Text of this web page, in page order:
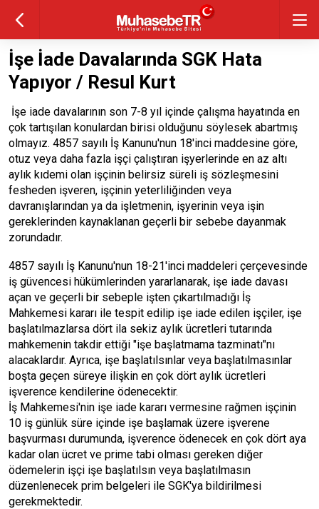
İşe İade Davalarında SGK Hata
Yapıyor / Resul Kurt
İşe iade davalarının son 7-8 yıl içinde çalışma hayatında en
çok tartışılan konulardan birisi olduğunu söylesek abartmış
olmayız. 4857 sayılı İş Kanunu'nun 18'inci maddesine göre,
otuz veya daha fazla işçi çalıştıran işyerlerinde en az altı
aylık kıdemi olan işçinin belirsiz süreli iş sözleşmesini
fesheden işveren, işçinin yeterliliğinden veya
davranışlarından ya da işletmenin, işyerinin veya işin
gereklerinden kaynaklanan geçerli bir sebebe dayanmak
zorundadır.
4857 sayılı İş Kanunu'nun 18-21'inci maddeleri çerçevesinde
iş güvencesi hükümlerinden yararlanarak, işe iade davası
açan ve geçerli bir sebeple işten çıkartılmadığı İş
Mahkemesi kararı ile tespit edilip işe iade edilen işçiler, işe
başlatılmazlarsa dört ila sekiz aylık ücretleri tutarında
mahkemenin takdir ettiği "işe başlatmama tazminatı"nı
alacaklardır. Ayrıca, işe başlatılsınlar veya başlatılmasınlar
boşta geçen süreye ilişkin en çok dört aylık ücretleri
işverence kendilerine ödenecektir.
İş Mahkemesi'nin işe iade kararı vermesine rağmen işçinin
10 iş günlük süre içinde işe başlamak üzere işverene
başvurması durumunda, işverence ödenecek en çok dört aya
kadar olan ücret ve prime tabi olması gereken diğer
ödemelerin işçi işe başlatılsın veya başlatılmasın
düzenlenecek prim belgeleri ile SGK'ya bildirilmesi
gerekmektedir.